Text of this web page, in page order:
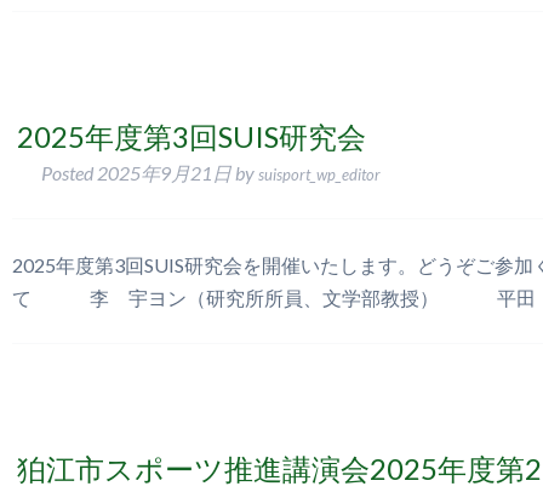
2025年度第3回SUIS研究会
Posted 2025年9月21日 bysuisport_wp_editor
2025年度第3回SUIS研究会を開催いたします。どうぞご参
て 李 宇ヨン（研究所所員、文学部教授） 平田
狛江市スポーツ推進講演会2025年度第